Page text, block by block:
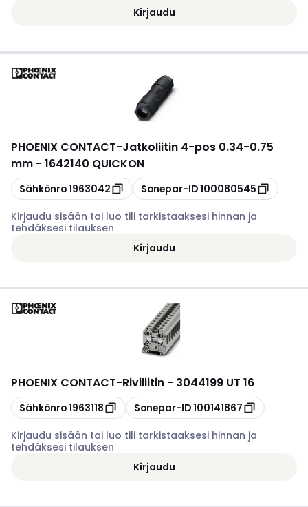
Kirjaudu
PHOENIX CONTACT-Jatkoliitin 4-pos 0.34-0.75
mm - 1642140 QUICKON
Kopioi
Sähkönro1963042 Kopioi
Sonepar-ID100080545
Kirjaudu sisään tai luo tili tarkistaaksesi hinnan ja
tehdäksesi tilauksen
Kirjaudu
PHOENIX CONTACT-Riviliitin - 3044199 UT 16
Kopioi
Sähkönro1963118 Kopioi
Sonepar-ID100141867
Kirjaudu sisään tai luo tili tarkistaaksesi hinnan ja
tehdäksesi tilauksen
Kirjaudu